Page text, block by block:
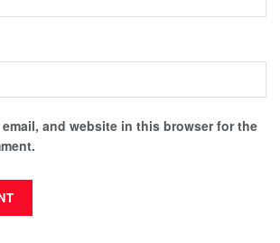
email, and website in this browser for the